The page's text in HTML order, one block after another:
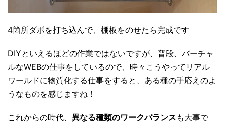
4箇所ダボを打ち込んで、棚板をのせたら完成です
DIYといえるほどの作業ではないですが、普段、バーチャ
ルなWEBの仕事をしているので、時々こうやってリアル
ワールドに物質化する仕事をすると、ある種の手応えのよ
うなものを感じますね！
これからの時代、 異なる種類のワークバランス も大事で